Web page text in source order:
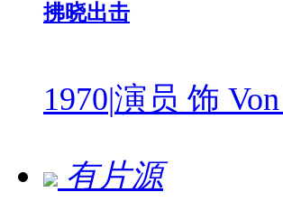
拂晓出击
1970|演员 饰
有片源